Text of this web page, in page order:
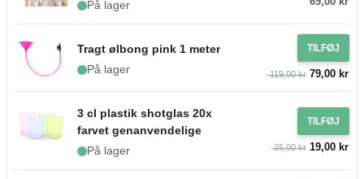
På lager
Tragt ølbong pink 1 meter
På lager
TILFØJ
119,00 kr79,00 kr
3 cl plastik shotglas 20x
farvet genanvendelige
På lager
TILFØJ
25,00 kr19,00 kr